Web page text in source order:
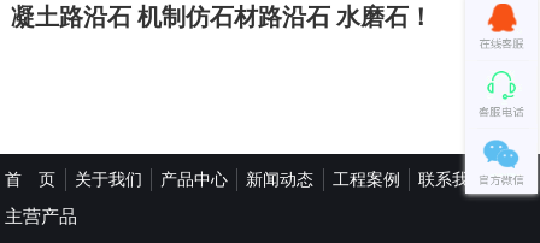
凝土路沿石 机制仿石材路沿石 水磨石！
首 页 关于我们 产品中心 新闻动态 工程案例
联系我们
主营产品